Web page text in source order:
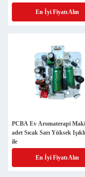
En İyi Fiyatı Alın
PCBA Ev Aromaterapi
adet Sıcak Sarı Yüksek
ile
En İyi Fiyatı Alın